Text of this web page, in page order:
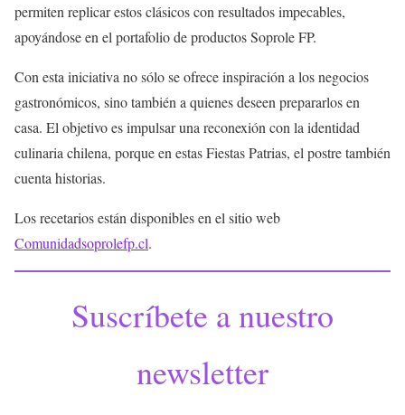
permiten replicar estos clásicos con resultados impecables,
apoyándose en el portafolio de productos Soprole FP.
Con esta iniciativa no sólo se ofrece inspiración a los negocios
gastronómicos, sino también a quienes deseen prepararlos en
casa. El objetivo es impulsar una reconexión con la identidad
culinaria chilena, porque en estas Fiestas Patrias, el postre también
cuenta historias.
Los recetarios están disponibles en el sitio web
Comunidadsoprolefp.cl.
Suscríbete a nuestro
newsletter